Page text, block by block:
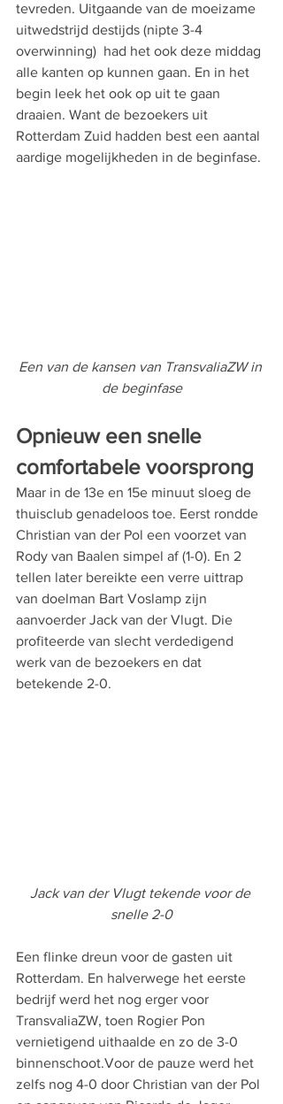
tevreden. Uitgaande van de moeizame
uitwedstrijd destijds (nipte 3-4
overwinning)  had het ook deze middag
alle kanten op kunnen gaan. En in het
begin leek het ook op uit te gaan
draaien. Want de bezoekers uit
Rotterdam Zuid hadden best een aantal
aardige mogelijkheden in de beginfase.
Een van de kansen van TransvaliaZW in
de beginfase
Opnieuw een snelle
comfortabele voorsprong
Maar in de 13e en 15e minuut sloeg de
thuisclub genadeloos toe. Eerst rondde
Christian van der Pol een voorzet van
Rody van Baalen simpel af (1-0). En 2
tellen later bereikte een verre uittrap
van doelman Bart Voslamp zijn
aanvoerder Jack van der Vlugt. Die
profiteerde van slecht verdedigend
werk van de bezoekers en dat
betekende 2-0.
Jack van der Vlugt tekende voor de
snelle 2-0
Een flinke dreun voor de gasten uit
Rotterdam. En halverwege het eerste
bedrijf werd het nog erger voor
TransvaliaZW, toen Rogier Pon
vernietigend uithaalde en zo de 3-0
binnenschoot.Voor de pauze werd het
zelfs nog 4-0 door Christian van der Pol